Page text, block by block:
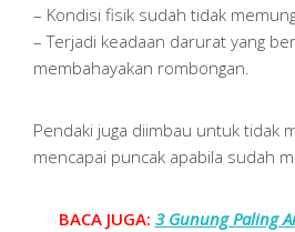
– Kondisi fisik sudah tidak
– Terjadi keadaan darurat yang
membahayakan rombongan.
Pendaki juga diimbau untuk tidak
mencapai puncak apabila sudah
BACA JUGA: 3 Gunung Paling